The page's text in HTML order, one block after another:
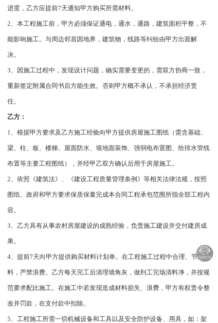
进度，乙方应提前7天通知甲方购买所需材料。
2、本工程施工前，甲方必须保证通电，通水，通路，建筑面积平整，不
能影响施工。与周边邻居因地界，建筑物，线路等纠纷由甲方出面解
决。
3、因施工过程中，发现设计问题，确实需要变更的，需双方协商一致，
重新签定附属合同书后方能生效。否则甲方概不承认，不承担经济责
任。
乙方：
1、根据甲方要求及乙方施工经验向甲方提供房屋施工图纸（需含基础、
梁、柱、板、楼梯、屋面防水、墙地面装饰、强弱电布置图、给排水管线
布置等主要工程图纸），并经甲乙双方确认后用于房屋施工。
2、依照《建筑法》、《建设工程质量管理条例》等相关法律法规，按照
图纸、政府和甲方要求保质保量完成本合同工程承包范围所指全部工程内
容。
3、乙方具有从事农村房屋建设的成熟经验，负责施工建设并交付建房成
果。
4、提前7天向甲方提供购买材料计划单。在工程施工过程中合理、节约用
料，严禁浪费。乙方每天完工后清理墙角灰，做到工完场清料净，并按规
范要求配比施工。在施工中若发现造成材料损失、浪费，甲方有权责令整
改并罚款，在支付款中扣除。
5、工程施工所需一切机械设备和工具以及安全防护设备、用具，如：架